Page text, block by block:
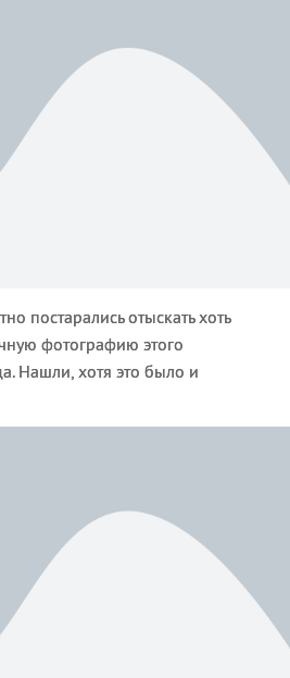
постарались отыскать хоть
фотографию этого
Нашли, хотя это было и